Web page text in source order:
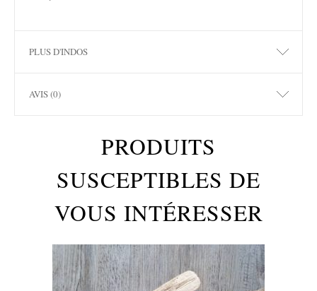
PLUS D'INDOS
AVIS (0)
PRODUITS
SUSCEPTIBLES DE
VOUS INTÉRESSER